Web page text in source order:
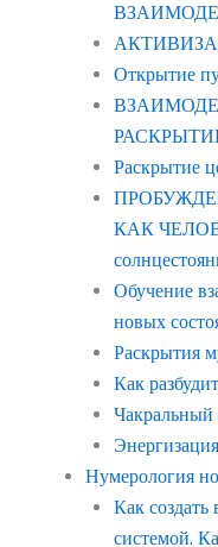
Открытие
Раскрытие
КАК
Обучение
новых
Раскрытия
Как
Чакральный
Нумерология
Как создать
системой.